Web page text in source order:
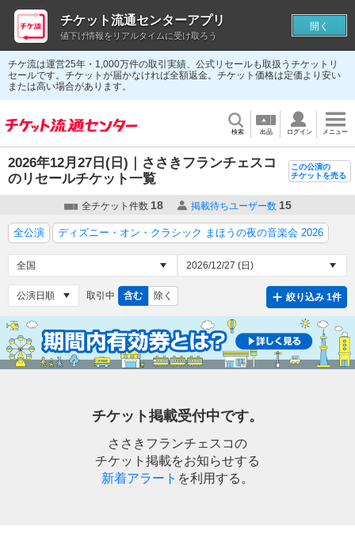
チケ流は運営25年・1,000万件の取引実績、公式リセールも取扱うチケットリ
セールです。チケットが届かなければ全額返金。チケット価格は定価より安い
または高い場合があります。
検索 出品 ログイン メニュー
2026年12月27日(日)｜ささきフランチェスコ
のリセールチケット一覧
この公演の
チケットを売る
全チケット件数 18 掲載待ちユーザー数 15
全公演 ディズニー・オン・クラシック まほうの夜の音楽会 2026
取引中 含む 除く 絞り込み 1件
チケット掲載受付中です。
ささきフランチェスコの
チケット掲載をお知らせする
新着アラート を利用する。
チケット流通センターアプリ
値下げ情報をリアルタイムに受け取ろう
開く